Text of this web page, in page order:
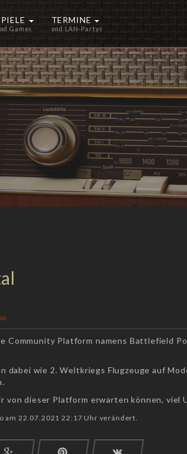
Games
TERMINE
und LAN-Partys
Community Platform namens Battlefield
dabei wie 2. Weltkriegs Flugzeuge auf
von dieser Platform erwarten können, viel
am 22.07.2021 22:17 Uhr verändert.